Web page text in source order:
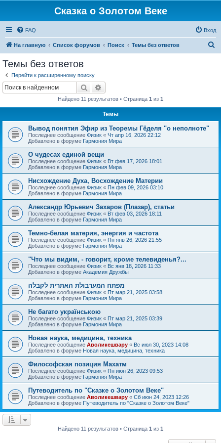
Сказка о Золотом Веке
FAQ Вход
На главную Список форумов Поиск Темы без ответов
Темы без ответов
Перейти к расширенному поиску
Поиск
Найдено 11 результатов • Страница 1 из 1
Темы
Вывод понятия Эфир из Теоремы Гёделя "о неполноте"
Последнее сообщение Физик « Чт апр 16, 2026 22:12
Добавлено в форуме Гармония Мира
О чудесах единой вещи
Последнее сообщение Физик « Вт фев 17, 2026 18:01
Добавлено в форуме Гармония Мира
Нисхождение Духа, Восхождение Материи
Последнее сообщение Физик « Пн фев 09, 2026 03:10
Добавлено в форуме Гармония Мира
Александр Юрьевич Захаров (Плазар), статьи
Последнее сообщение Физик « Вт фев 03, 2026 18:11
Добавлено в форуме Гармония Мира
Темно-белая материя, энергия и частота
Последнее сообщение Физик « Пн янв 26, 2026 21:55
Добавлено в форуме Гармония Мира
"Что мы видим, - говорит, кроме телевиденья?...
Последнее сообщение Физик « Вс янв 18, 2026 11:33
Добавлено в форуме Академия Дружбы
מפתח המערבולת האתרית לקבלה
Последнее сообщение Физик « Пт мар 21, 2025 03:58
Добавлено в форуме Гармония Мира
Не багато українською
Последнее сообщение Физик « Пт мар 21, 2025 03:39
Добавлено в форуме Гармония Мира
Новая наука, медицина, техника
Последнее сообщение Аволикешвару « Вс июл 30, 2023 14:08
Добавлено в форуме Новая наука, медицина, техника
Философская позиция Махатм
Последнее сообщение Физик « Пн июн 26, 2023 09:53
Добавлено в форуме Гармония Мира
Путеводитель по "Сказке о Золотом Веке"
Последнее сообщение Аволикешвару « Сб июн 24, 2023 12:26
Добавлено в форуме Путеводитель по "Сказке о Золотом Веке"
Найдено 11 результатов • Страница 1 из 1